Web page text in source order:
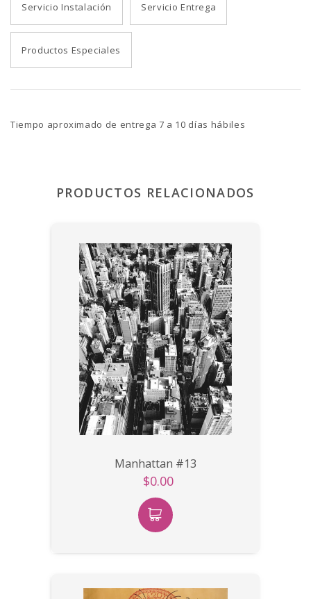
Servicio Instalación Servicio Entrega
Productos Especiales
Tiempo aproximado de entrega 7 a 10 días hábiles
PRODUCTOS RELACIONADOS
Manhattan #13
$0.00